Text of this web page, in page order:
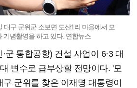
대구 군위군 소보면 도산1리 마을에서 모
기념촬영을 하고 있다. 연합뉴스
군 통합공항) 건설 사업이 6·3 대
변수로 급부상할 전망이다. '모
구 군위를 찾은 이재명 대통령이